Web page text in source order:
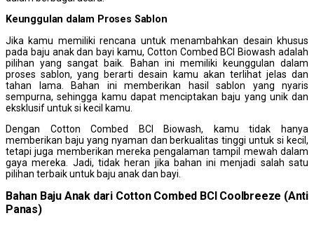
Keunggulan dalam Proses Sablon
Jika kamu memiliki rencana untuk menambahkan desain khusus
pada baju anak dan bayi kamu, Cotton Combed BCI Biowash adalah
pilihan yang sangat baik. Bahan ini memiliki keunggulan dalam
proses sablon, yang berarti desain kamu akan terlihat jelas dan
tahan lama. Bahan ini memberikan hasil sablon yang nyaris
sempurna, sehingga kamu dapat menciptakan baju yang unik dan
eksklusif untuk si kecil kamu.
Dengan Cotton Combed BCI Biowash, kamu tidak hanya
memberikan baju yang nyaman dan berkualitas tinggi untuk si kecil,
tetapi juga memberikan mereka pengalaman tampil mewah dalam
gaya mereka. Jadi, tidak heran jika bahan ini menjadi salah satu
pilihan terbaik untuk baju anak dan bayi.
Bahan Baju Anak dari Cotton Combed BCI Coolbreeze (Anti
Panas)